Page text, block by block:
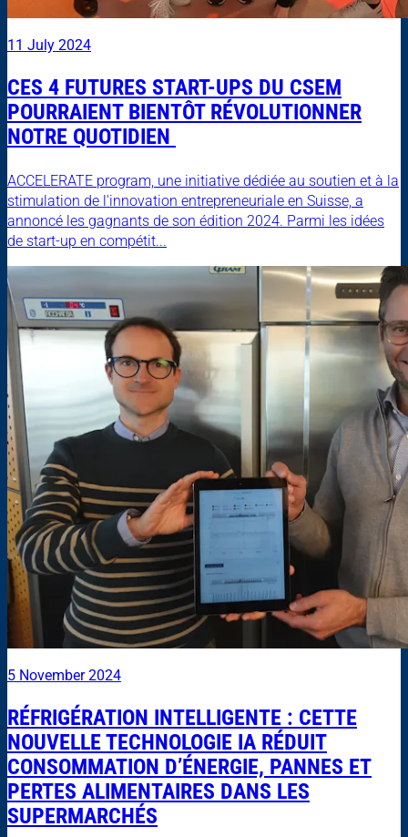
11 July 2024
CES 4 FUTURES START-UPS DU CSEM
POURRAIENT BIENTÔT RÉVOLUTIONNER
NOTRE QUOTIDIEN
ACCELERATE program, une initiative dédiée au soutien et à la
stimulation de l'innovation entrepreneuriale en Suisse, a
annoncé les gagnants de son édition 2024. Parmi les idées
de start-up en compétit...
5 November 2024
RÉFRIGÉRATION INTELLIGENTE : CETTE
NOUVELLE TECHNOLOGIE IA RÉDUIT
CONSOMMATION D’ÉNERGIE, PANNES ET
PERTES ALIMENTAIRES DANS LES
SUPERMARCHÉS